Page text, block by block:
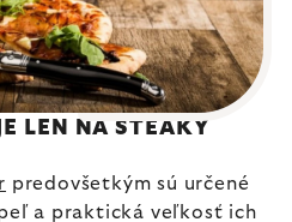
LEN NA STEAKY
predovšetkým sú určené
a praktická veľkosť ich